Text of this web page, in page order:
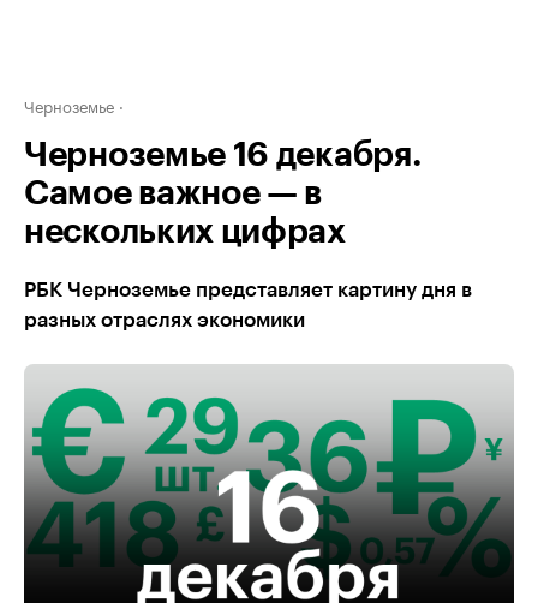
Черноземье
Черноземье 16 декабря.
Самое важное — в
нескольких цифрах
РБК Черноземье представляет картину дня в
разных отраслях экономики